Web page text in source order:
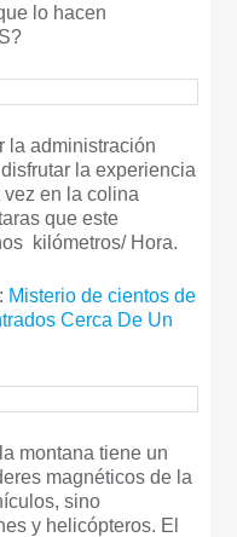
lo hacen
la administración
la experiencia
en la colina
que este
kilómetros/ Hora.
Misterio de cientos de
Cerca De Un
montana tiene un
magnéticos de la
sino
y helicópteros. El